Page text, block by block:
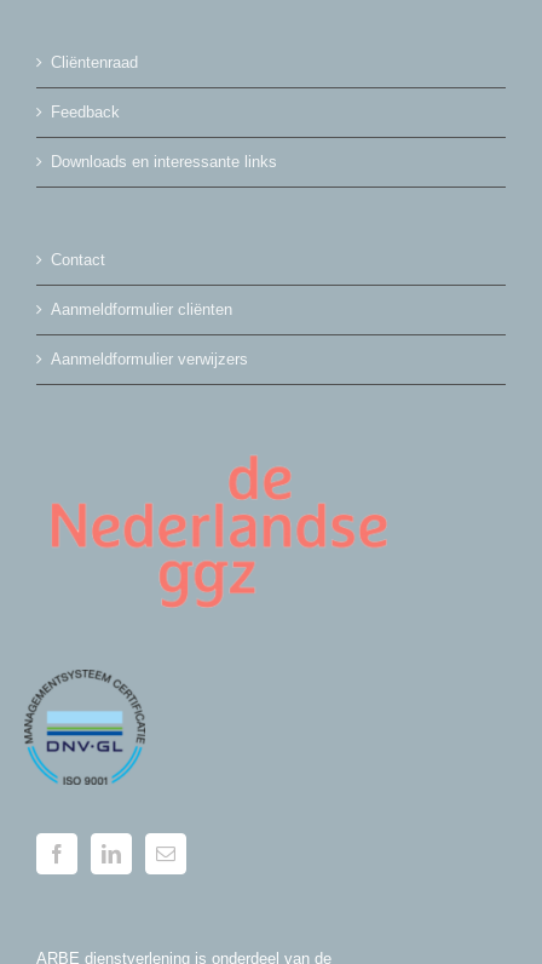
Cliëntenraad
Feedback
Downloads en interessante links
Contact
Aanmeldformulier cliënten
Aanmeldformulier verwijzers
ARBE dienstverlening is onderdeel van de